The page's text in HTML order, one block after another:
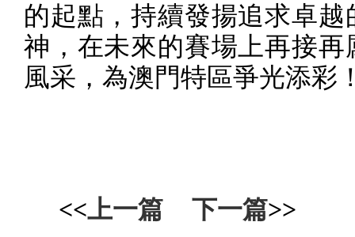
的起點，持續發揚追求卓越
神，在未來的賽場上再接再
風采，為澳門特區爭光添彩
<<上一篇 下一篇>>